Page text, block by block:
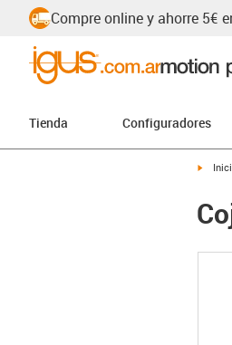
Compre online y ahorre 5€
Tienda Configuradores
igus-